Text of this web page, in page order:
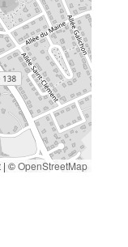
| ©OpenStreetMap